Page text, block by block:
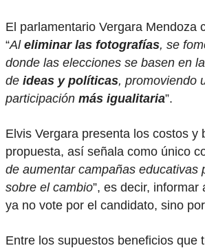
El parlamentario Vergara Mendoza
“Al eliminar las fotografías, se
donde las elecciones se basen en
de ideas y políticas, promoviendo
participación más igualitaria”.
Elvis Vergara presenta los costos y
propuesta, así señala como único
de aumentar campañas educativas
sobre el cambio”, es decir,
ya no vote por el candidato, sino
Entre los supuestos beneficios que